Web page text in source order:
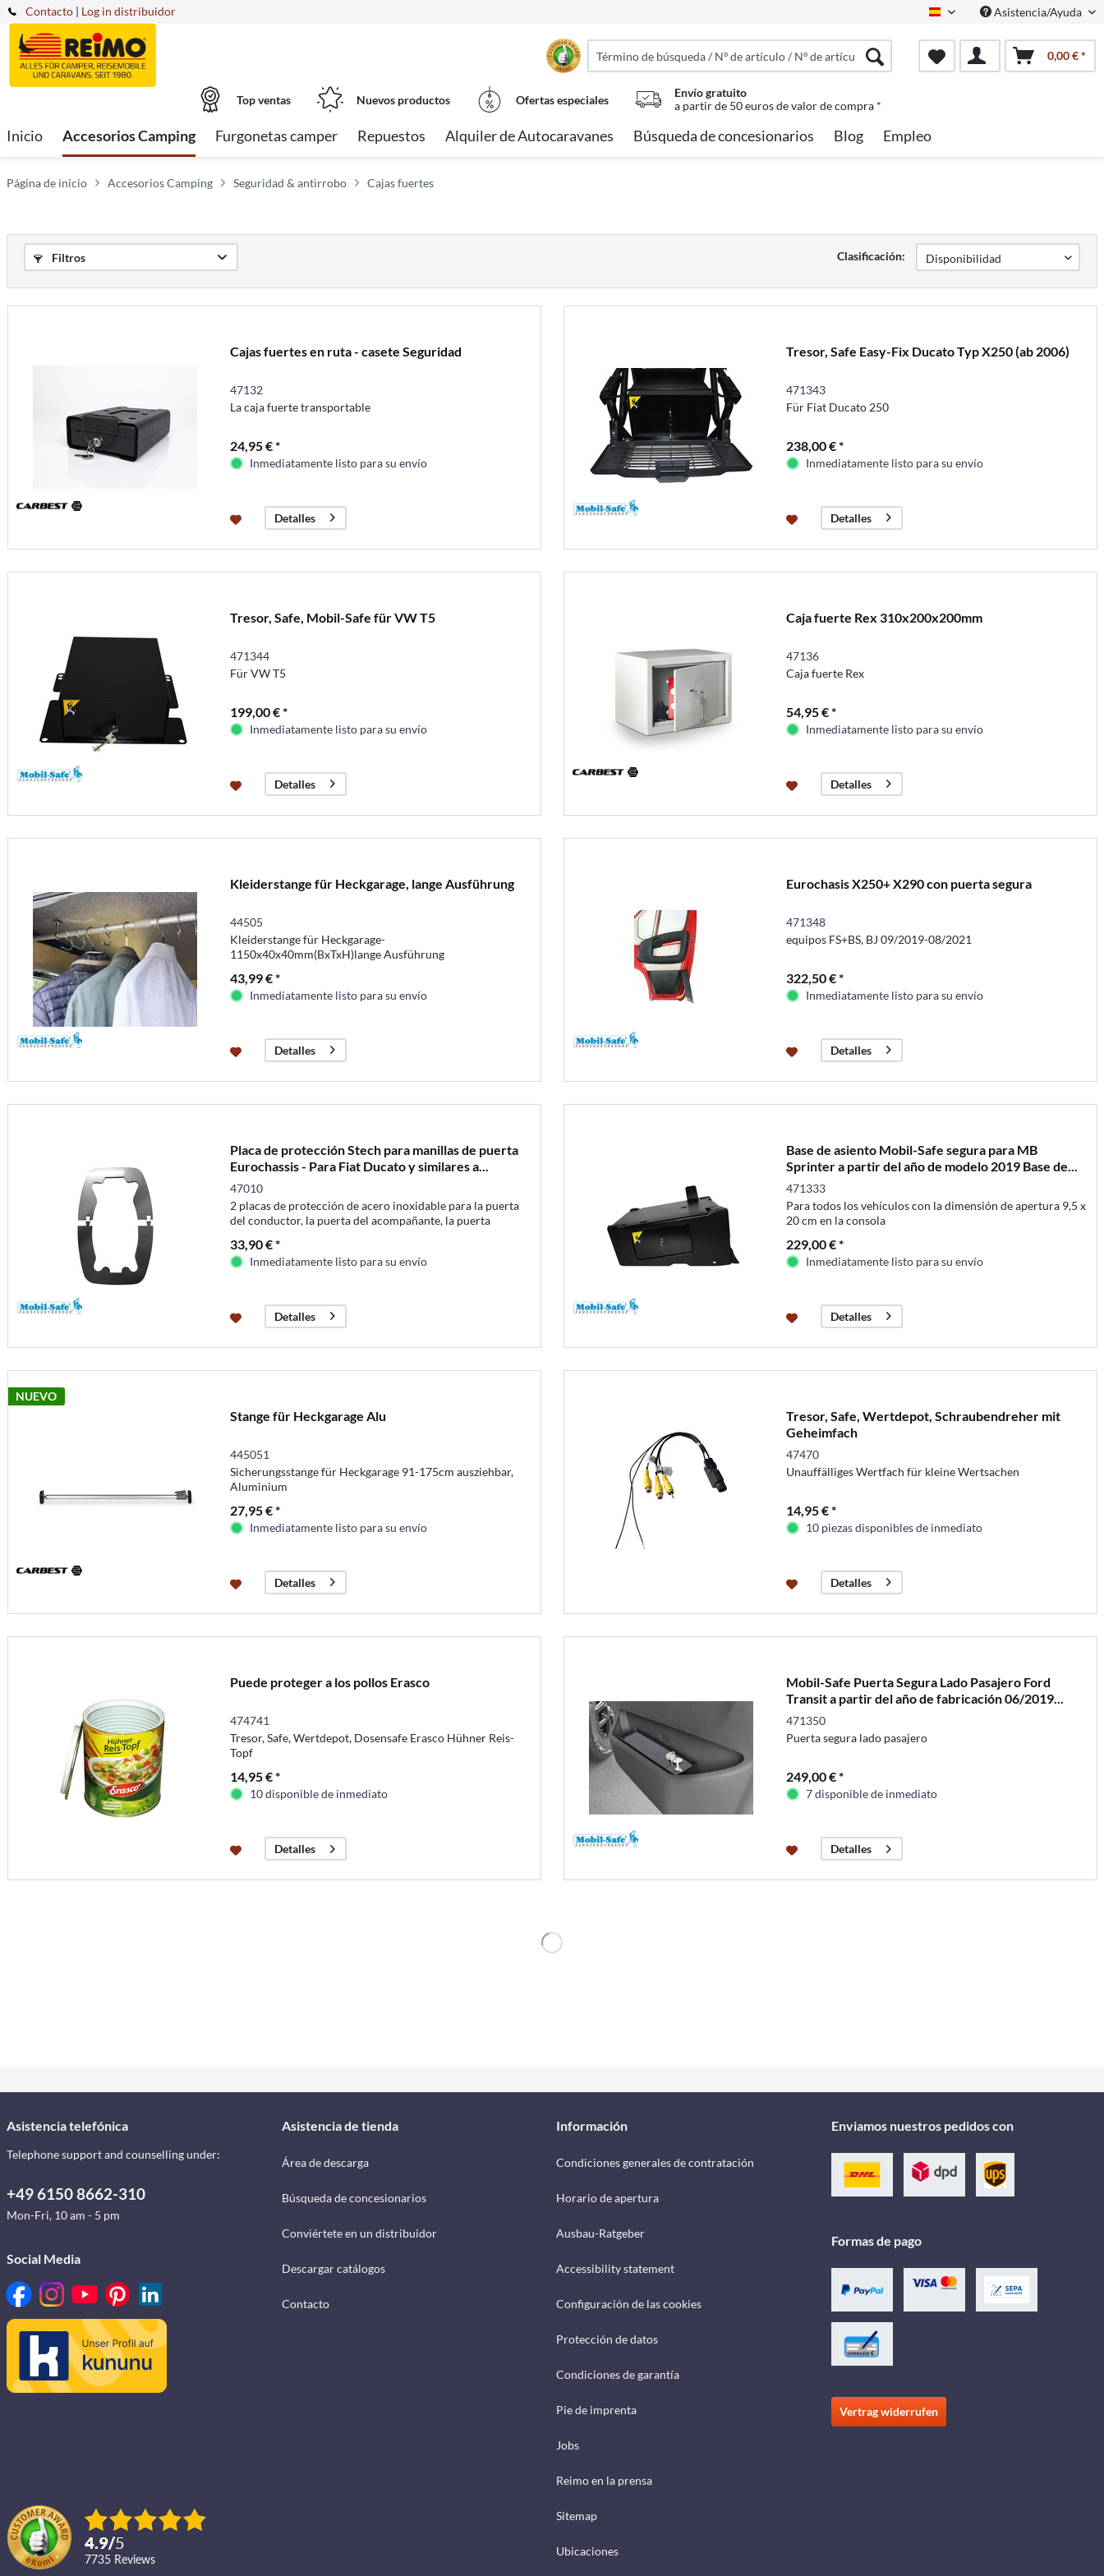
Contacto Spanisch Asistencia/Ayuda
| Log in distribuidor
0,00 € *
Top ventas Nuevos productos Ofertas especiales
Envío gratuito
a partir de 50 euros de valor de compra *
Inicio Accesorios Camping Furgonetas camper Repuestos Alquiler de Autocaravanes Búsqueda de concesionarios Blog Empleo
Página de inicio Accesorios Camping Seguridad & antirrobo Cajas fuertes
Filtros Clasificación:
Cajas fuertes en ruta - casete Seguridad
47132
La caja fuerte transportable
24,95 € *
Inmediatamente listo para su envío
Detalles
Tresor, Safe Easy-Fix Ducato Typ X250 (ab 2006)
471343
Für Fiat Ducato 250
238,00 € *
Inmediatamente listo para su envío
Detalles
Tresor, Safe, Mobil-Safe für VW T5
471344
Für VW T5
199,00 € *
Inmediatamente listo para su envío
Detalles
Caja fuerte Rex 310x200x200mm
47136
Caja fuerte Rex
54,95 € *
Inmediatamente listo para su envío
Detalles
Kleiderstange für Heckgarage, lange Ausführung
44505
Kleiderstange für Heckgarage-
1150x40x40mm(BxTxH)lange Ausführung
43,99 € *
Inmediatamente listo para su envío
Detalles
Eurochasis X250+ X290 con puerta segura
471348
equipos FS+BS, BJ 09/2019-08/2021
322,50 € *
Inmediatamente listo para su envío
Detalles
Placa de protección Stech para manillas de puerta
Eurochassis - Para Fiat Ducato y similares a...
47010
2 placas de protección de acero inoxidable para la puerta
del conductor, la puerta del acompañante, la puerta
33,90 € *
Inmediatamente listo para su envío
Detalles
Base de asiento Mobil-Safe segura para MB
Sprinter a partir del año de modelo 2019 Base de...
471333
Para todos los vehículos con la dimensión de apertura 9,5 x
20 cm en la consola
229,00 € *
Inmediatamente listo para su envío
Detalles
NUEVO
Stange für Heckgarage Alu
445051
Sicherungsstange für Heckgarage 91-175cm ausziehbar,
Aluminium
27,95 € *
Inmediatamente listo para su envío
Detalles
Tresor, Safe, Wertdepot, Schraubendreher mit
Geheimfach
47470
Unauffälliges Wertfach für kleine Wertsachen
14,95 € *
10 piezas disponibles de inmediato
Detalles
Puede proteger a los pollos Erasco
474741
Tresor, Safe, Wertdepot, Dosensafe Erasco Hühner Reis-
Topf
14,95 € *
10 disponible de inmediato
Detalles
Mobil-Safe Puerta Segura Lado Pasajero Ford
Transit a partir del año de fabricación 06/2019...
471350
Puerta segura lado pasajero
249,00 € *
7 disponible de inmediato
Detalles
Asistencia telefónica
Telephone support and counselling under:
+49 6150 8662-310
Mon-Fri, 10 am - 5 pm
Social Media
4.9/5
7735 reviews
Asistencia de tienda
Área de descarga
Búsqueda de concesionarios
Conviértete en un distribuidor
Descargar catálogos
Contacto
Información
Condiciones generales de contratación
Horario de apertura
Ausbau-Ratgeber
Accessibility statement
Configuración de las cookies
Protección de datos
Condiciones de garantía
Pie de imprenta
Jobs
Reimo en la prensa
Sitemap
Ubicaciones
Enviamos nuestros pedidos con
Formas de pago
Vertrag widerrufen